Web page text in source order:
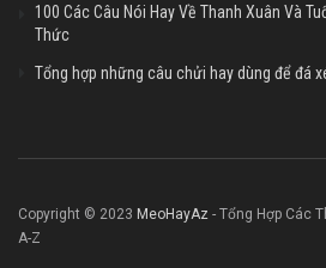
100 Các Câu Nói Hay Về Thanh Xuân Và
Thức
Tổng hợp những câu chửi hay dùng để đá
Copyright © 2023 MeoHayAz - Tổng Hợp Các
A-Z